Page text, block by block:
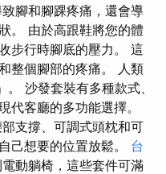
腳和腳踝疼痛，還會導
。 由於高跟鞋將您的體
步行時腳底的壓力。 這
整個腳部的疼痛。 人類
沙發套裝有多種款式、
代客廳的多功能選擇。
支撐、可調式頭枕和可
己想要的位置放鬆。 台
動躺椅，這些套件可滿